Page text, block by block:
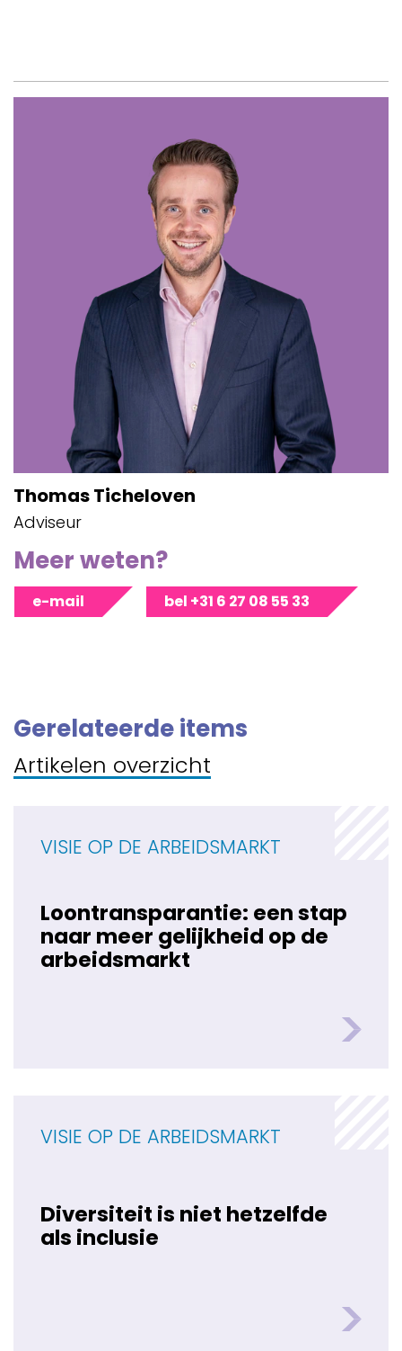
Thomas Ticheloven
Adviseur
Meer weten?
e-mail bel +31 6 27 08 55 33
Gerelateerde items
Artikelen overzicht
VISIE OP DE ARBEIDSMARKT
Loontransparantie: een stap
naar meer gelijkheid op de
arbeidsmarkt
VISIE OP DE ARBEIDSMARKT
Diversiteit is niet hetzelfde
als inclusie